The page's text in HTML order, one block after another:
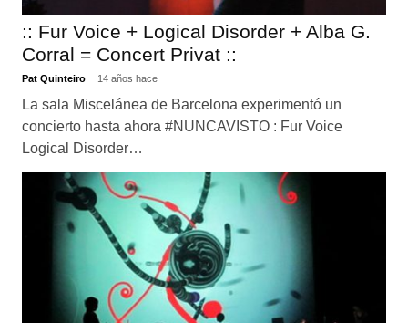
:: Fur Voice + Logical Disorder + Alba G.
Corral = Concert Privat ::
Pat Quinteiro 14 años hace
La sala Miscelánea de Barcelona experimentó un
concierto hasta ahora #NUNCAVISTO : Fur Voice
Logical Disorder…